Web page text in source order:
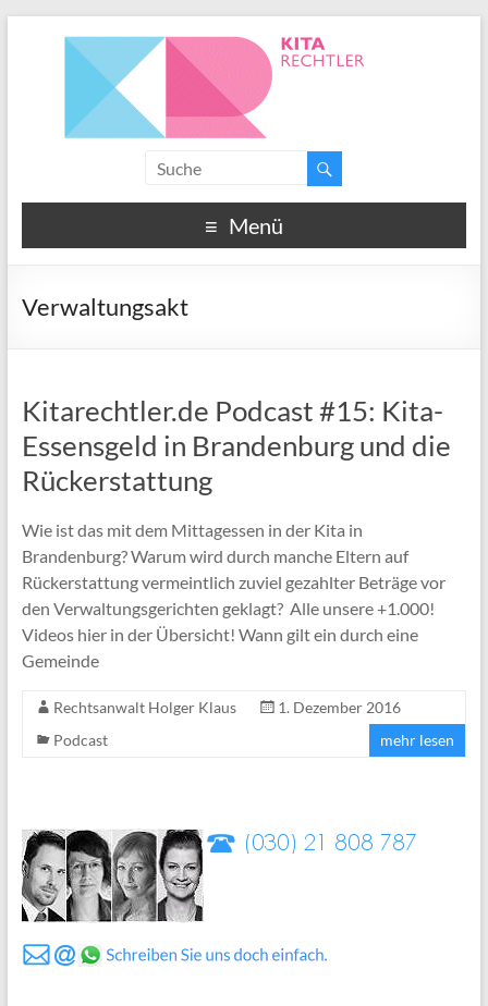
Menü
Verwaltungsakt
Kitarechtler.de Podcast #15: Kita-
Essensgeld in Brandenburg und die
Rückerstattung
Wie ist das mit dem Mittagessen in der Kita in
Brandenburg? Warum wird durch manche Eltern auf
Rückerstattung vermeintlich zuviel gezahlter Beträge vor
den Verwaltungsgerichten geklagt? Alle unsere +1.000!
Videos hier in der Übersicht! Wann gilt ein durch eine
Gemeinde
Rechtsanwalt Holger Klaus
1. Dezember 2016
Podcast
mehr lesen